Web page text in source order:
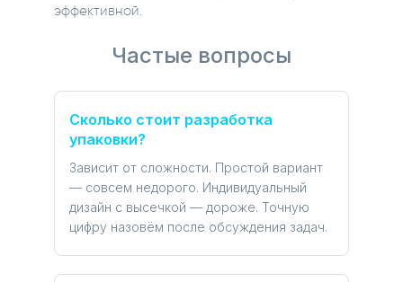
эффективной.
Частые вопросы
Сколько стоит разработка
упаковки?
Зависит от сложности. Простой вариант
— совсем недорого. Индивидуальный
дизайн с высечкой — дороже. Точную
цифру назовём после обсуждения задач.